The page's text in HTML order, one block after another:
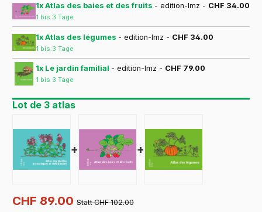
1x Atlas des baies et des fruits - edition-lmz - CHF 34.00
1 bis 3 Tage
1x Atlas des légumes - edition-lmz - CHF 34.00
1 bis 3 Tage
1x Le jardin familial - edition-lmz - CHF 79.00
1 bis 3 Tage
Lot de 3 atlas
+ +
CHF 89.00 Statt CHF 102.00